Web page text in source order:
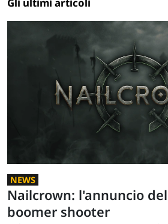
NEWS
Nailcrown: l'annuncio
boomer shooter